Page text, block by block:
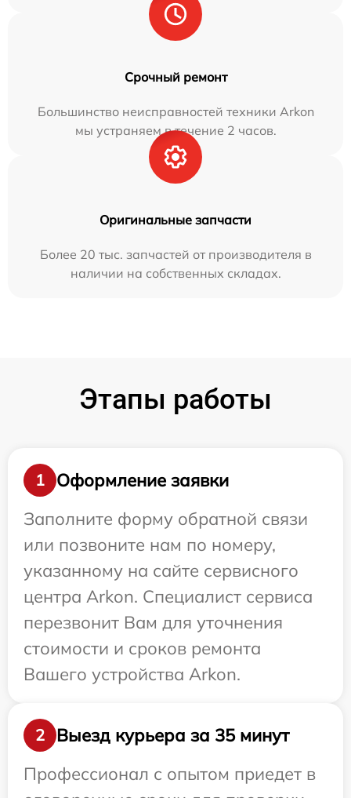
Срочный ремонт
Большинство неисправностей техники Arkon
мы устраняем в течение 2 часов.
Оригинальные запчасти
Более 20 тыс. запчастей от производителя в
наличии на собственных складах.
Этапы работы
1
Оформление заявки
Заполните форму обратной связи
или позвоните нам по номеру,
указанному на сайте сервисного
центра Arkon. Специалист сервиса
перезвонит Вам для уточнения
стоимости и сроков ремонта
Вашего устройства Arkon.
2
Выезд курьера за 35 минут
Профессионал с опытом приедет в